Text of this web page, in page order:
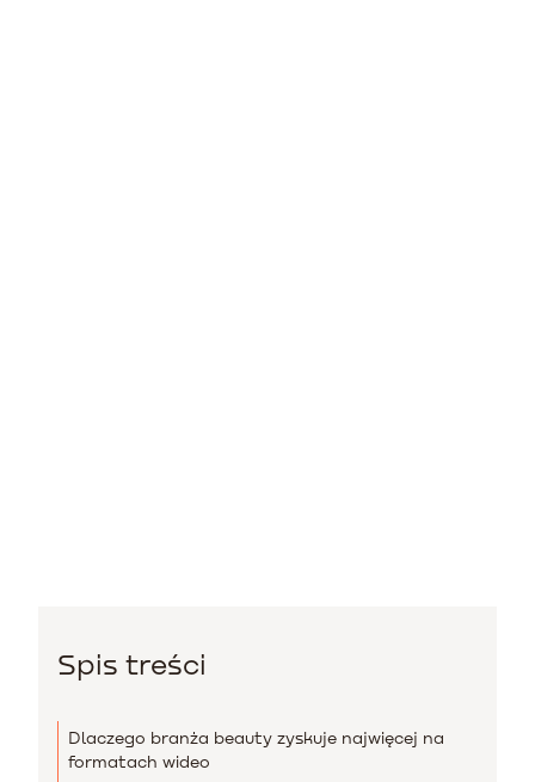
Spis treści
Dlaczego branża beauty zyskuje najwięcej na
formatach wideo